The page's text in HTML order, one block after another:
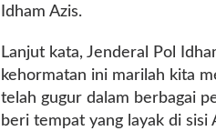
Idham Azis.
Lanjut kata, Jenderal Pol
kehormatan ini marilah kita
telah gugur dalam berbagai
beri tempat yang layak di sisi